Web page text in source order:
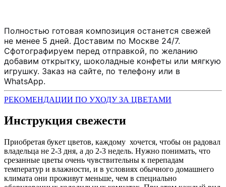
Полностью готовая композиция останется свежей
не менее 5 дней. Доставим по Москве 24/7.
Сфотографируем перед отправкой, по желанию
добавим открытку, шоколадные конфеты или мягкую
игрушку. Заказ на сайте, по телефону или в
WhatsApp.
РЕКОМЕНДАЦИИ ПО УХОДУ ЗА ЦВЕТАМИ
Инструкция свежести
Приобретая букет цветов, каждому хочется, чтобы он радовал
владельца не 2-3 дня, а до 2-3 недель. Нужно понимать, что
срезанные цветы очень чувствительны к перепадам
температур и влажности, и в условиях обычного домашнего
климата они проживут меньше, чем в специально